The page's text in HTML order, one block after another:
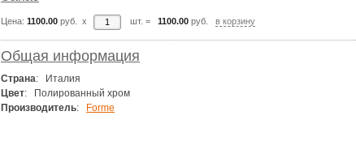
Цена: 1100.00 руб. x шт. = 1100.00 руб. в корзину
Общая информация
Страна: Италия
Цвет: Полированный хром
Производитель: Forme